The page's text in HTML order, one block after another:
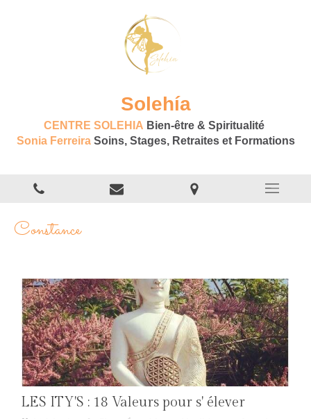
Solehía
CENTRE SOLEHIA Bien-être & Spiritualité
Sonia Ferreira Soins, Stages, Retraites et Formations
Constance
LES ITY'S : 18 Valeurs pour s' élever